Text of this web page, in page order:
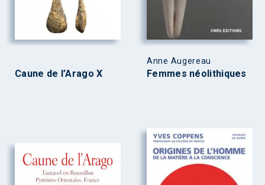
Caune de l’Arago X
Anne Augereau
Femmes néolithiques